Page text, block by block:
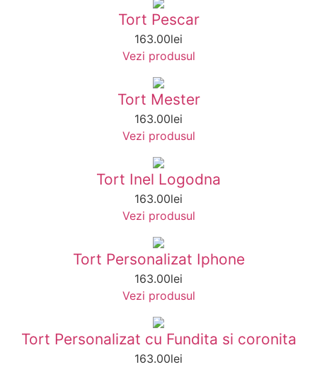
Tort Pescar
163.00lei
Vezi produsul
Tort Mester
163.00lei
Vezi produsul
Tort Inel Logodna
163.00lei
Vezi produsul
Tort Personalizat Iphone
163.00lei
Vezi produsul
Tort Personalizat cu Fundita si coronita
163.00lei